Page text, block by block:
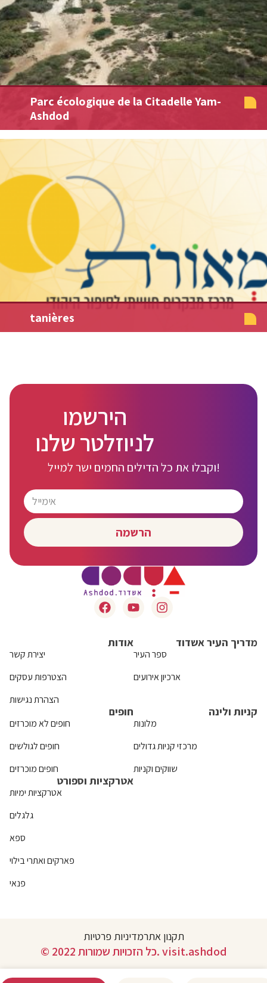
Parc écologique de la Citadelle Yam-
Ashdod
tanières
הירשמו
לניוזלטר שלנו
וקבלו את כל הדילים החמים ישר למייל!
הרשמה
אודות
יצירת קשר
הצטרפות עסקים
הצהרת נגישות
מדריך העיר אשדוד
ספר העיר
ארכיון אירועים
חופים
חופים לא מוכרזים
חופים לגולשים
חופים מוכרזים
קניות ולינה
מלונות
מרכזי קניות גדולים
שווקים וקניות
אטרקציות וספורט
אטרקציות ימיות
גלגלים
ספא
פארקים ואתרי בילוי
פנאי
מדיניות פרטיותתקנון אתר
© 2022 כל הזכויות שמורות. visit.ashdod